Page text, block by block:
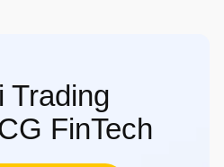
Trading
FinTech